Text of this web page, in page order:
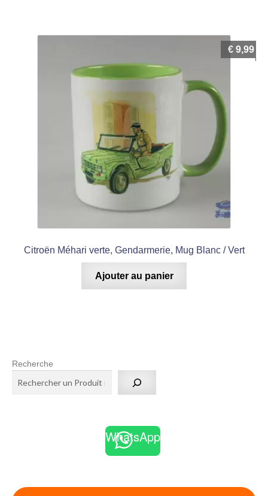
Citroën Méhari verte, Gendarmerie, Mug Blanc / Vert
€ 9,99
Ajouter au panier
Recherche
WhatsApp